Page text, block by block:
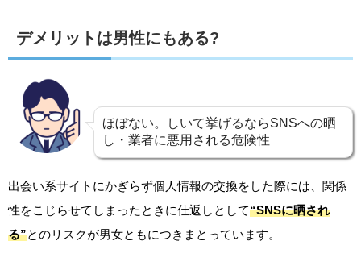
デメリットは男性にもある?
ほぼない。しいて挙げるならSNSへの晒
し・業者に悪用される危険性
出会い系サイトにかぎらず個人情報の交換をした際には、関係
性をこじらせてしまったときに仕返しとして“SNSに晒され
る”とのリスクが男女ともにつきまとっています。